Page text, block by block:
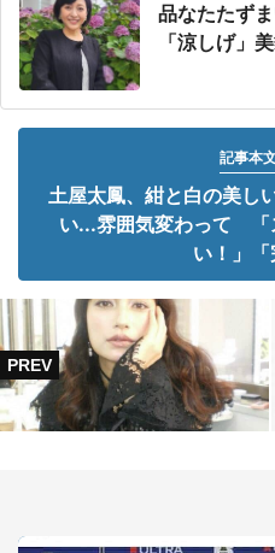
品なたたず
「涼しげ」
記事本
土屋太鳳、紺と白の美し
い...雰囲気変わって 「
い！」「